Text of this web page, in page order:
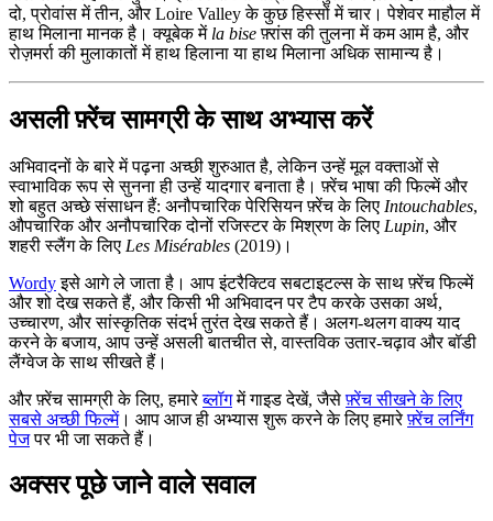
दो, प्रोवांस में तीन, और Loire Valley के कुछ हिस्सों में चार। पेशेवर माहौल में
हाथ मिलाना मानक है। क्यूबेक में la biseफ़्रांस की तुलना में कम आम है, और
रोज़मर्रा की मुलाकातों में हाथ हिलाना या हाथ मिलाना अधिक सामान्य है।
असली फ़्रेंच सामग्री के साथ अभ्यास करें
अभिवादनों के बारे में पढ़ना अच्छी शुरुआत है, लेकिन उन्हें मूल वक्ताओं से
स्वाभाविक रूप से सुनना ही उन्हें यादगार बनाता है। फ़्रेंच भाषा की फिल्में और
शो बहुत अच्छे संसाधन हैं: अनौपचारिक पेरिसियन फ़्रेंच के लिए Intouchables,
औपचारिक और अनौपचारिक दोनों रजिस्टर के मिश्रण के लिए Lupin, और
शहरी स्लैंग के लिए Les Misérables (2019)।
Wordyइसे आगे ले जाता है। आप इंटरैक्टिव सबटाइटल्स के साथ फ़्रेंच फिल्में
और शो देख सकते हैं, और किसी भी अभिवादन पर टैप करके उसका अर्थ,
उच्चारण, और सांस्कृतिक संदर्भ तुरंत देख सकते हैं। अलग-थलग वाक्य याद
करने के बजाय, आप उन्हें असली बातचीत से, वास्तविक उतार-चढ़ाव और बॉडी
लैंग्वेज के साथ सीखते हैं।
और फ़्रेंच सामग्री के लिए, हमारेब्लॉगमें गाइड देखें, जैसेफ़्रेंच सीखने के लिए
सबसे अच्छी फिल्में। आप आज ही अभ्यास शुरू करने के लिए हमारेफ़्रेंच लर्निंग
पेजपर भी जा सकते हैं।
अक्सर पूछे जाने वाले सवाल